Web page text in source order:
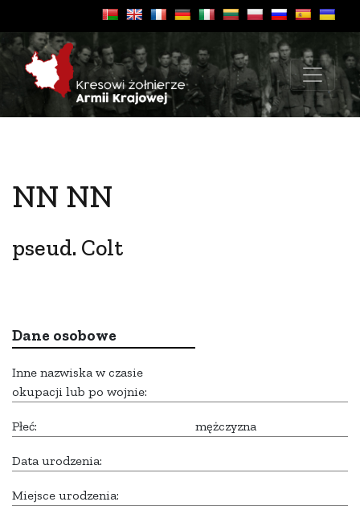
NN NN
pseud. Colt
Dane osobowe
Inne nazwiska w czasie
okupacji lub po wojnie:
Płeć: mężczyzna
Data urodzenia:
Miejsce urodzenia: